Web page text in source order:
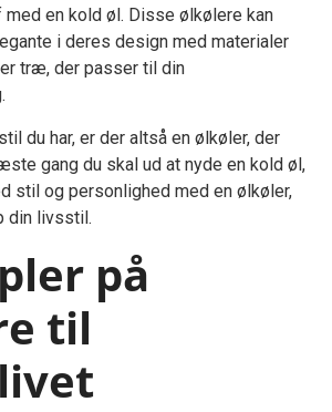
en kold øl. Disse ølkølere kan
i deres design med materialer
træ, der passer til din
du har, er der altså en ølkøler, der
gang du skal ud at nyde en kold øl,
stil og personlighed med en ølkøler,
din livsstil.
på
til